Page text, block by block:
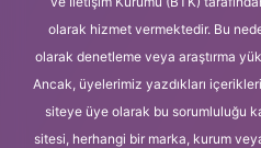
olarak hizmet vermektedir. Bu
olarak denetleme veya araştırma
Ancak, üyelerimiz yazdıkları
siteye üye olarak bu sorumluluğu
sitesi, herhangi bir marka, kurum